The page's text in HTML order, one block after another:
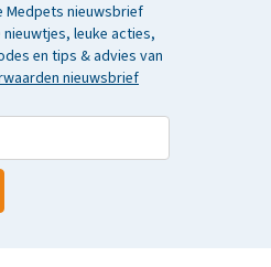
Medpets nieuwsbrief
leuke acties,
en tips & advies van
nieuwsbrief